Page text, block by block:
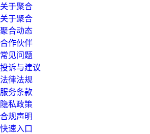
关于聚合
关于聚合
聚合动态
合作伙伴
常见问题
投诉与建议
法律法规
服务条款
隐私政策
合规声明
快速入口